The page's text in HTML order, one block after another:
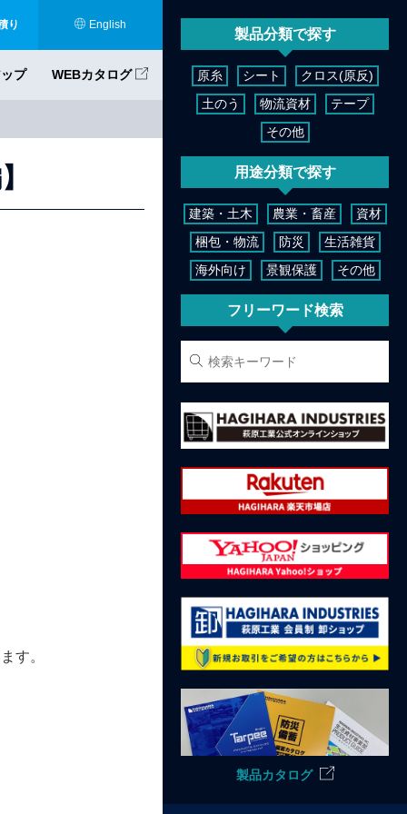
り English
プ WEBカタログ
す。
製品分類で探す
原糸 シート
クロス(原反)
土のう
物流資材
テープ
その他
用途分類で探す
建築・土木 農業・畜産
資材
梱包・物流
防災
生活雑貨
海外向け
景観保護 その他
フリーワード検索
製品カタログ